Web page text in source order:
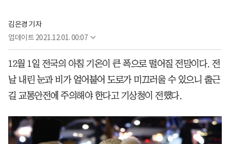
김은경 기자
업데이트 2021.12.01. 00:07
12월 1일 전국의 아침 기온이 큰 폭으로 떨어질 전망이다. 전
날 내린 눈과 비가 얼어붙어 도로가 미끄러울 수 있으니 출근
길 교통안전에 주의해야 한다고 기상청이 전했다.